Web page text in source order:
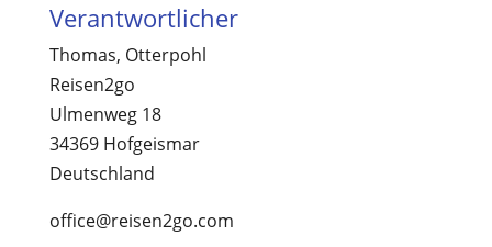
Verantwortlicher
Thomas, Otterpohl
Reisen2go
Ulmenweg 18
34369 Hofgeismar
Deutschland
office@reisen2go.com